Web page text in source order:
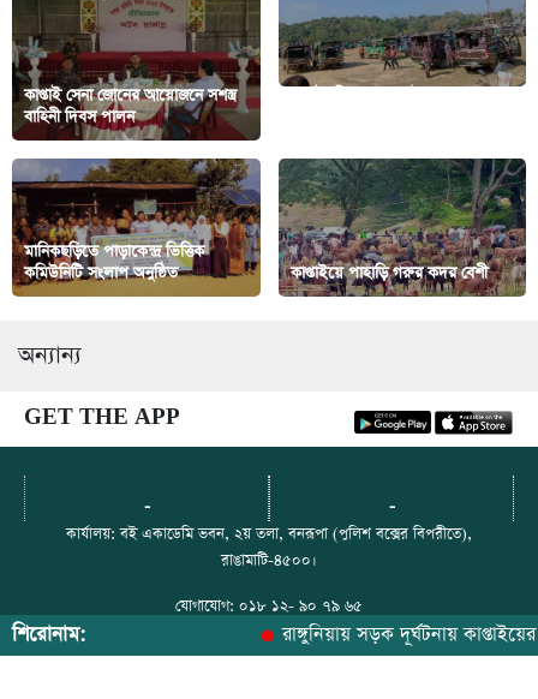
কাপ্তাই সেনা জোনের আয়োজনে সশস্ত্র
বাহিনী দিবস পালন
মানিকছড়িতে পাড়াকেন্দ্র ভিত্তিক
কমিউনিটি সংলাপ অনুষ্ঠিত
কাপ্তাইয়ে পাহাড়ি গরুর কদর বেশী
অন্যান্য
GET THE APP
- -
কার্যালয়: বই একাডেমি ভবন, ২য় তলা, বনরূপা (পুলিশ বক্সের বিপরীতে),
রাঙামাটি-৪৫০০।
যোগাযোগ: ০১৮ ১২- ৯০ ৭৯ ৬৫
ইমেইল: paharerkhabor@gmail.com
শিরোনাম: রাঙ্গুনিয়ায় সড়ক দূর্ঘটনায় কাপ্তাইয়ের